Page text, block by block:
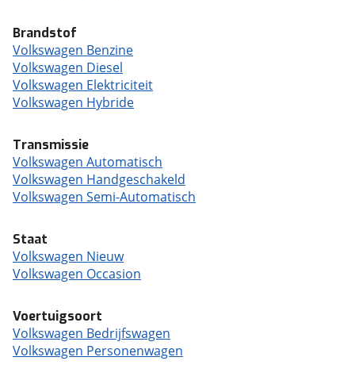
Brandstof
Volkswagen Benzine
Volkswagen Diesel
Volkswagen Elektriciteit
Volkswagen Hybride
Transmissie
Volkswagen Automatisch
Volkswagen Handgeschakeld
Volkswagen Semi-Automatisch
Staat
Volkswagen Nieuw
Volkswagen Occasion
Voertuigsoort
Volkswagen Bedrijfswagen
Volkswagen Personenwagen